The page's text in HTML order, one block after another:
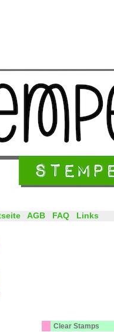
Clear Stamps
AGB FAQ Links